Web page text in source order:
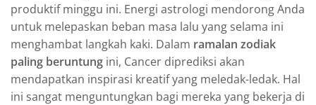
produktif minggu ini. Energi astrologi mendorong Anda
untuk melepaskan beban masa lalu yang selama ini
menghambat langkah kaki. Dalam ramalan zodiak
paling beruntung ini, Cancer diprediksi akan
mendapatkan inspirasi kreatif yang meledak-ledak. Hal
ini sangat menguntungkan bagi mereka yang bekerja di